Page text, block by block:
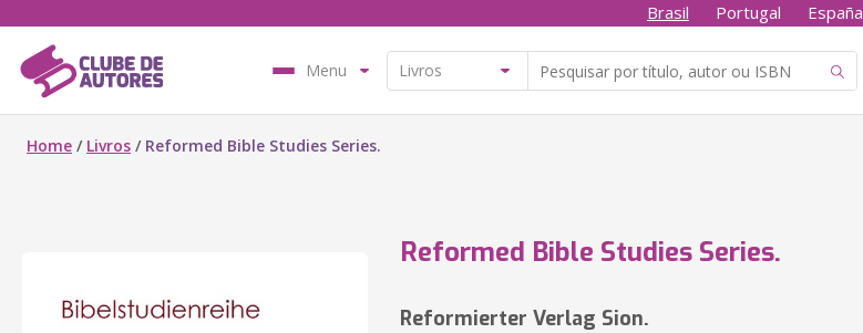
Brasil Portugal España
Menu
Home / Livros / Reformed Bible Studies Series.
Reformed Bible Studies Series.
Reformierter Verlag Sion.